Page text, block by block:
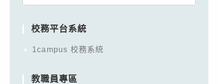
校務平台系統
1campus 校務系統
教職員專區